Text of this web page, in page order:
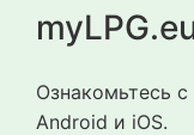
Ознакомьтесь
Android и iOS.